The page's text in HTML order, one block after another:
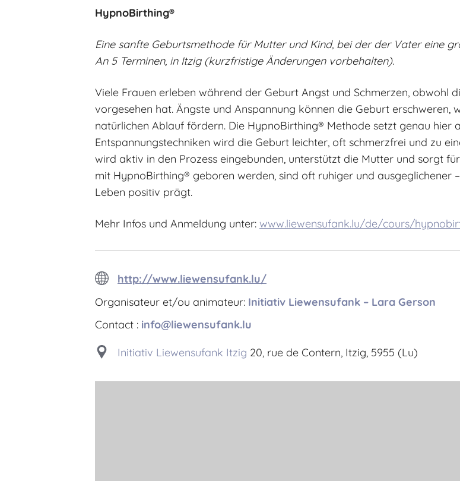
HypnoBirthing®
Eine sanfte Geburtsmethode für Mutter und Kind, bei der der Vater eine
An 5 Terminen, in Itzig (kurzfristige Änderungen vorbehalten).
Viele Frauen erleben während der Geburt Angst und Schmerzen, obwohl
vorgesehen hat. Ängste und Anspannung können die Geburt erschweren,
natürlichen Ablauf fördern. Die HypnoBirthing® Methode setzt genau hier
Entspannungstechniken wird die Geburt leichter, oft schmerzfrei und zu
wird aktiv in den Prozess eingebunden, unterstützt die Mutter und sorgt
mit HypnoBirthing® geboren werden, sind oft ruhiger und ausgeglichener
Leben positiv prägt.
Mehr Infos und Anmeldung unter: www.liewensufank.lu/de/cours/
http://www.liewensufank.lu/
Organisateur et/ou animateur: Initiativ Liewensufank – Lara Gerson
Contact : info@liewensufank.lu
Initiativ Liewensufank Itzig 20, rue de Contern, Itzig, 5955 (Lu)